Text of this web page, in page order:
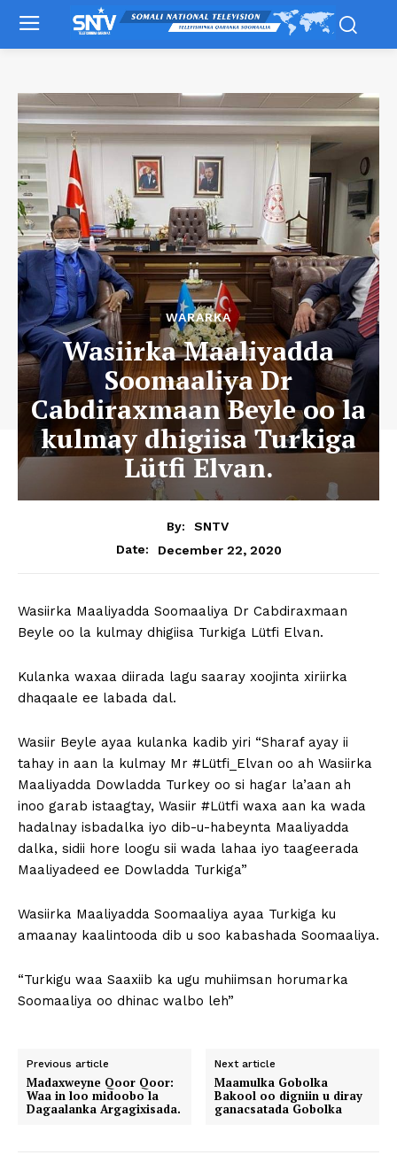
WARARKA
Wasiirka Maaliyadda
Soomaaliya Dr
Cabdiraxmaan Beyle oo la
kulmay dhigiisa Turkiga
Lütfi Elvan.
By:
SNTV
Date:
December 22, 2020
Wasiirka Maaliyadda Soomaaliya Dr Cabdiraxmaan
Beyle oo la kulmay dhigiisa Turkiga Lütfi Elvan.
Kulanka waxaa diirada lagu saaray xoojinta xiriirka
dhaqaale ee labada dal.
Wasiir Beyle ayaa kulanka kadib yiri “Sharaf ayay ii
tahay in aan la kulmay Mr #Lütfi_Elvan oo ah Wasiirka
Maaliyadda Dowladda Turkey oo si hagar la’aan ah
inoo garab istaagtay, Wasiir #Lütfi waxa aan ka wada
hadalnay isbadalka iyo dib-u-habeynta Maaliyadda
dalka, sidii hore loogu sii wada lahaa iyo taageerada
Maaliyadeed ee Dowladda Turkiga”
Wasiirka Maaliyadda Soomaaliya ayaa Turkiga ku
amaanay kaalintooda dib u soo kabashada Soomaaliya.
“Turkigu waa Saaxiib ka ugu muhiimsan horumarka
Soomaaliya oo dhinac walbo leh”
Previous article
Madaxweyne Qoor Qoor:
Waa in loo midoobo la
Dagaalanka Argagixisada.
Next article
Maamulka Gobolka
Bakool oo digniin u diray
ganacsatada Gobolka